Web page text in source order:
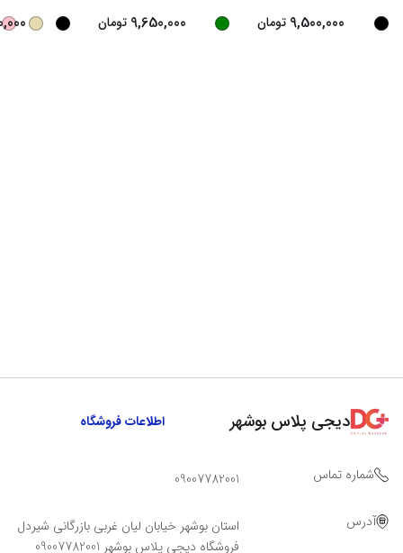
9,500,000 تومان 9,650,000 تومان
دیجی پلاس بوشهر اطلاعات فروشگاه
شماره تماس 09007782001
آدرس
استان بوشهر خیابان لیان غربی بازرگانی شیردل
فروشگاه دیجی پلاس بوشهر 09007782001